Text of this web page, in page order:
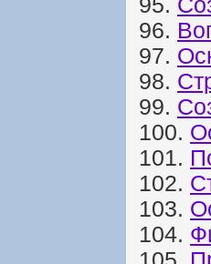
95.
96.
97.
98.
99.
100.
101.
102.
103.
104.